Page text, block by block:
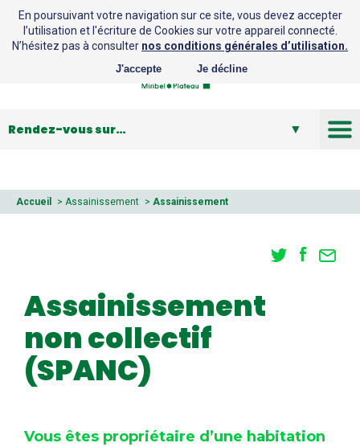
Assainissement
Plan Climat
Lutte contre les espèces invasives
Accueil > Assainissement > Assainissement
Assainissement
non collectif
(SPANC)
Vous êtes propriétaire d’une habitation
En poursuivant votre navigation sur ce site, vous devez accepter
l’utilisation et l'écriture de Cookies sur votre appareil connecté.
N’hésitez pas à consulter nos conditions générales d’utilisation.
J'accepte Je décline